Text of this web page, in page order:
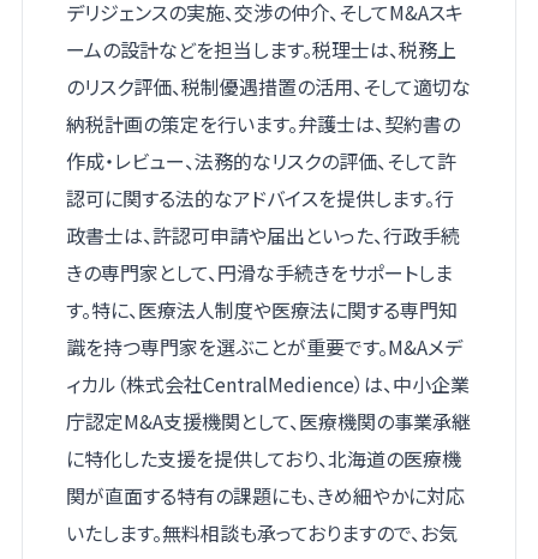
デリジェンスの実施、交渉の仲介、そしてM&Aスキ
ームの設計などを担当します。税理士は、税務上
のリスク評価、税制優遇措置の活用、そして適切な
納税計画の策定を行います。弁護士は、契約書の
作成・レビュー、法務的なリスクの評価、そして許
認可に関する法的なアドバイスを提供します。行
政書士は、許認可申請や届出といった、行政手続
きの専門家として、円滑な手続きをサポートしま
す。特に、医療法人制度や医療法に関する専門知
識を持つ専門家を選ぶことが重要です。M&Aメデ
ィカル（株式会社CentralMedience）は、中小企業
庁認定M&A支援機関として、医療機関の事業承継
に特化した支援を提供しており、北海道の医療機
関が直面する特有の課題にも、きめ細やかに対応
いたします。無料相談も承っておりますので、お気